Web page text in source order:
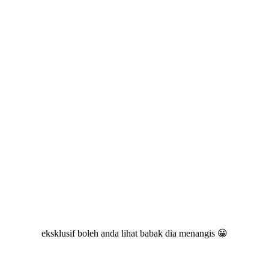
eksklusif boleh anda lihat babak dia menangis 😀